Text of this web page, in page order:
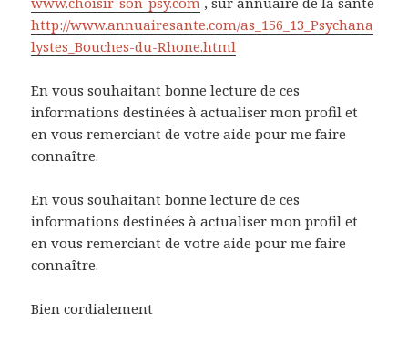
http://www.annuairesante.com/as_156_13_Psychana
lystes_Bouches-du-Rhone.html
En vous souhaitant bonne lecture de ces
informations destinées à actualiser mon profil et
en vous remerciant de votre aide pour me faire
connaître.
En vous souhaitant bonne lecture de ces
informations destinées à actualiser mon profil et
en vous remerciant de votre aide pour me faire
connaître.
Bien cordialement